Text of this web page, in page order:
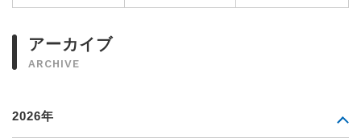
アーカイブ
ARCHIVE
2026年